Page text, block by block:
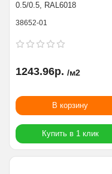
0.5/0.5, RAL6018
38652-01
1243.96р. /м2
В корзину
Купить в 1 клик